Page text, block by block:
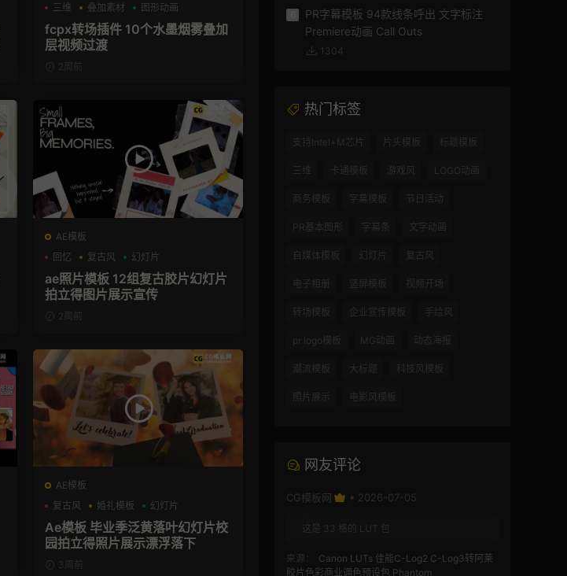
三维
叠加素材 图形动画
fcpx转场插件 10个水墨烟雾叠加
层视频过渡
2周前
AE模板
回忆
复古风 幻灯片
ae照片模板 12组复古胶片幻灯片
拍立得图片展示宣传
2周前
AE模板
复古风
婚礼模板 幻灯片
Ae模板 毕业季泛黄落叶幻灯片校
园拍立得照片展示漂浮落下
3周前
PR字幕模板 94款线条呼出 文字标注
Premiere动画 Call Outs
1304
热门标签
支持Intel+M芯片 片头模板 标题模板
三维 卡通模板 游戏风 LOGO动画
商务模板 字幕模板 节日活动
PR基本图形 字幕条 文字动画
自媒体模板 幻灯片 复古风
电子相册 竖屏模板 视频开场
转场模板 企业宣传模板 手绘风
pr logo模板 MG动画 动态海报
潮流模板 大标题 科技风模板
照片展示 电影风模板
网友评论
CG模板网 • 2026-07-05
这是 33 格的 LUT 包
来源：
Canon LUTs 佳能C-Log2 C-Log3转阿莱
胶片色彩商业调色预设包 Phantom